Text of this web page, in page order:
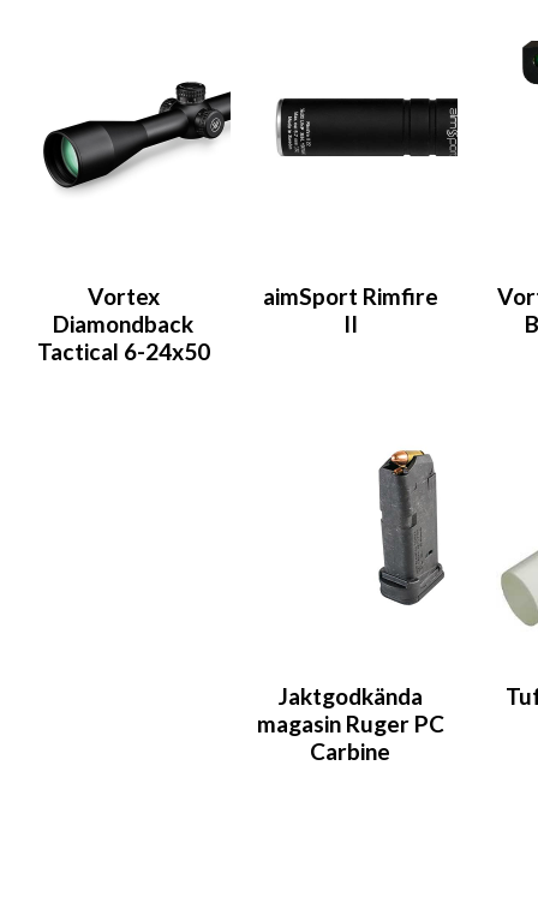
Vortex
Diamondback
Tactical 6-24x50
aimSport Rimfire
II
Jaktgodkända
magasin Ruger PC
Carbine